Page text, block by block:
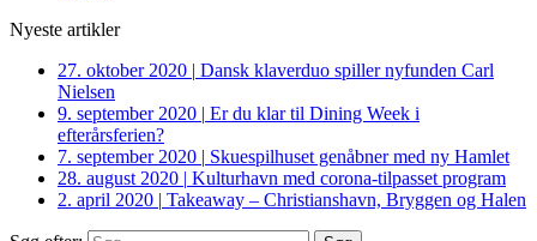
Nyeste artikler
27. oktober 2020 | Dansk klaverduo spiller nyfunden Carl
Nielsen
9. september 2020 | Er du klar til Dining Week i
efterårsferien?
7. september 2020 | Skuespilhuset genåbner med ny Hamlet
28. august 2020 | Kulturhavn med corona-tilpasset program
2. april 2020 | Takeaway – Christianshavn, Bryggen og Halen